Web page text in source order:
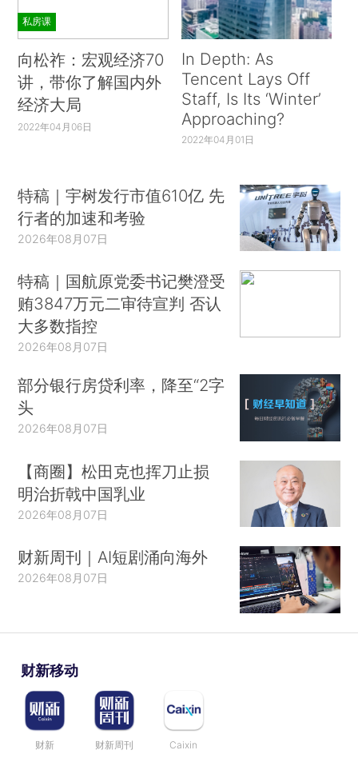
私房课
向松祚：宏观经济70
讲，带你了解国内外
经济大局
2022年04月06日
In Depth: As
Tencent Lays Off
Staff, Is Its ‘Winter’
Approaching?
2022年04月01日
特稿｜宇树发行市值610亿 先
行者的加速和考验
2026年08月07日
特稿｜国航原党委书记樊澄受
贿3847万元二审待宣判 否认
大多数指控
2026年08月07日
部分银行房贷利率，降至“2字
头
2026年08月07日
【商圈】松田克也挥刀止损
明治折戟中国乳业
2026年08月07日
财新周刊｜AI短剧涌向海外
2026年08月07日
财新移动
财新 财新周刊 Caixin